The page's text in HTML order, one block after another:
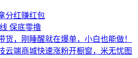
分红赚红包
保底零撸
货，刚睡醒就在爆单，小白也能做！
云端商城快速涨粉开橱窗，米无忧图